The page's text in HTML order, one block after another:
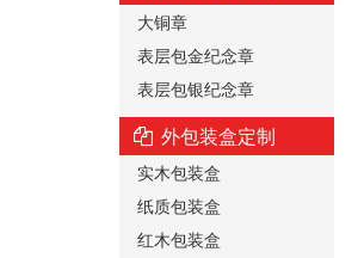
大铜章
表层包金纪念章
表层包银纪念章
外包装盒定制
实木包装盒
纸质包装盒
红木包装盒